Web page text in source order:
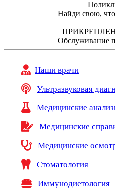
Найди свою,
Обслуживание
Наши врачи
Ультразвуковая
Медицинские
Медицинские
Медицинские
Стоматология
Иммунодиетология